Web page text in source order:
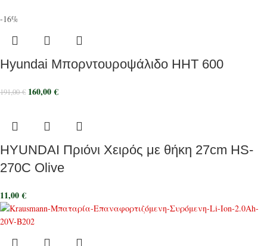
-16%
Hyundai Μπορντουροψάλιδο HHT 600
191,00€ 160,00€
HYUNDAI Πριόνι Χειρός με θήκη 27cm HS-
270C Olive
11,00€